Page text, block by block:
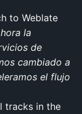
to Weblate
la
de
cambiado a
el flujo
tracks in the